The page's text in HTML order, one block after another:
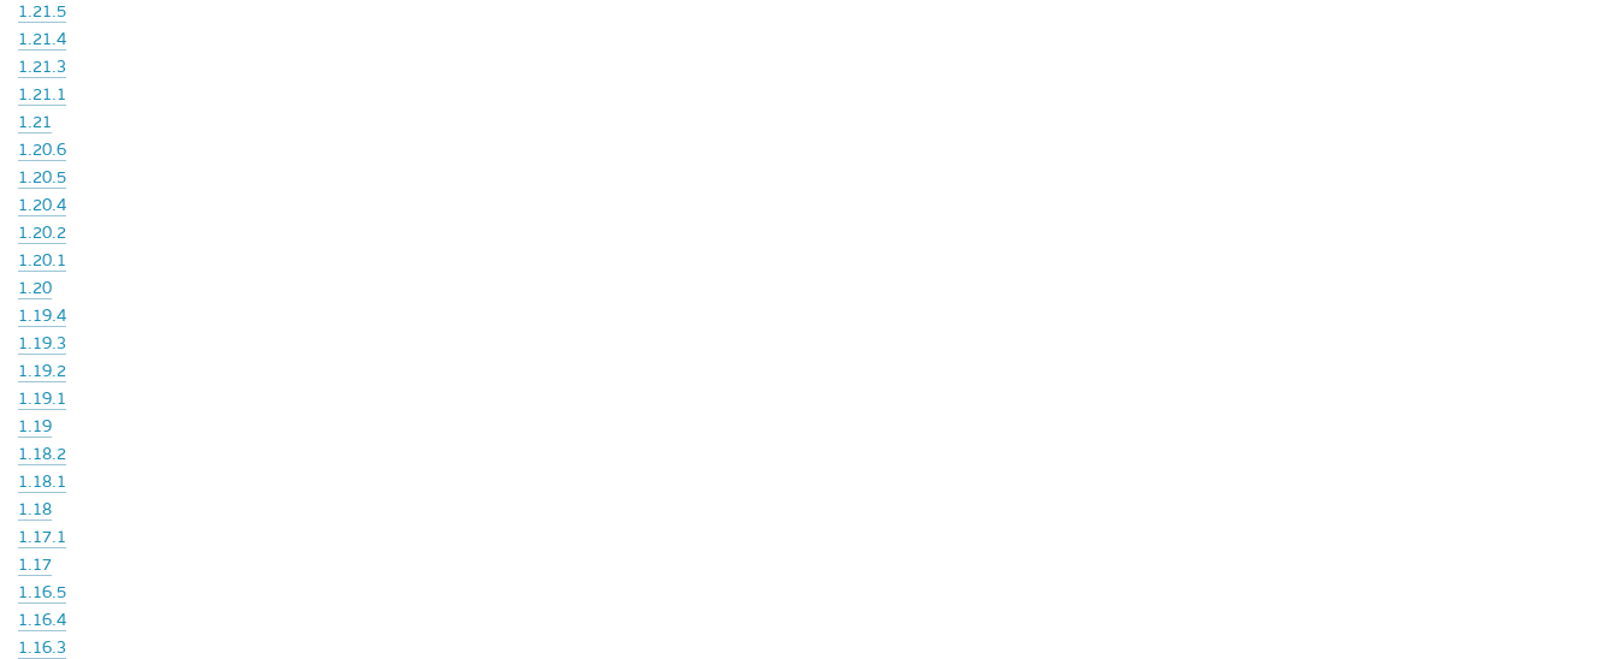
1.21.5
1.21.4
1.21.3
1.21.1
1.21
1.20.6
1.20.5
1.20.4
1.20.2
1.20.1
1.20
1.19.4
1.19.3
1.19.2
1.19.1
1.19
1.18.2
1.18.1
1.18
1.17.1
1.17
1.16.5
1.16.4
1.16.3